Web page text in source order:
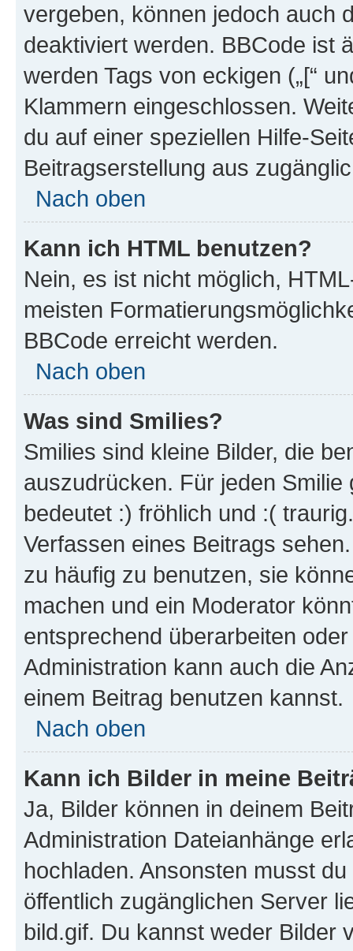
vergeben, können jedoch auch
deaktiviert werden. BBCode ist
werden Tags von eckigen („[“
Klammern eingeschlossen.
du auf einer speziellen Hilfe-
Beitragserstellung aus
Nach oben
Kann ich HTML benutzen?
Nein, es ist nicht möglich,
meisten
BBCode erreicht werden.
Nach oben
Was sind Smilies?
Smilies sind kleine Bilder, die
auszudrücken. Für jeden
bedeutet :) fröhlich und :(
Verfassen eines Beitrags
zu häufig zu benutzen, sie
machen und ein Moderator
entsprechend überarbeiten
Administration kann auch die
einem Beitrag benutzen kannst.
Nach oben
Kann ich Bilder in meine
Ja, Bilder können in deinem
Administration Dateianhänge
hochladen. Ansonsten musst
öffentlich zugänglichen Server
bild.gif. Du kannst weder Bilder